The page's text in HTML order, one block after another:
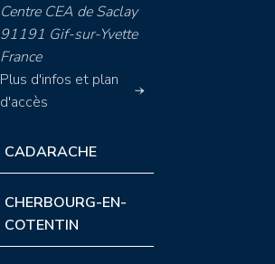
Centre CEA de Saclay
91191 Gif-sur-Yvette
France
Plus d'infos et plan
d'accès
CADARACHE
CHERBOURG-EN-
COTENTIN